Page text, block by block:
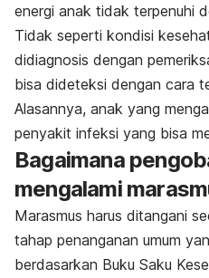
energi anak tidak terpenuhi
Tidak seperti kondisi
didiagnosis dengan
bisa dideteksi dengan cara
Alasannya, anak yang
penyakit infeksi yang bisa
Bagaimana
mengalami
Marasmus harus ditangani
tahap penanganan umum
berdasarkan Buku Saku